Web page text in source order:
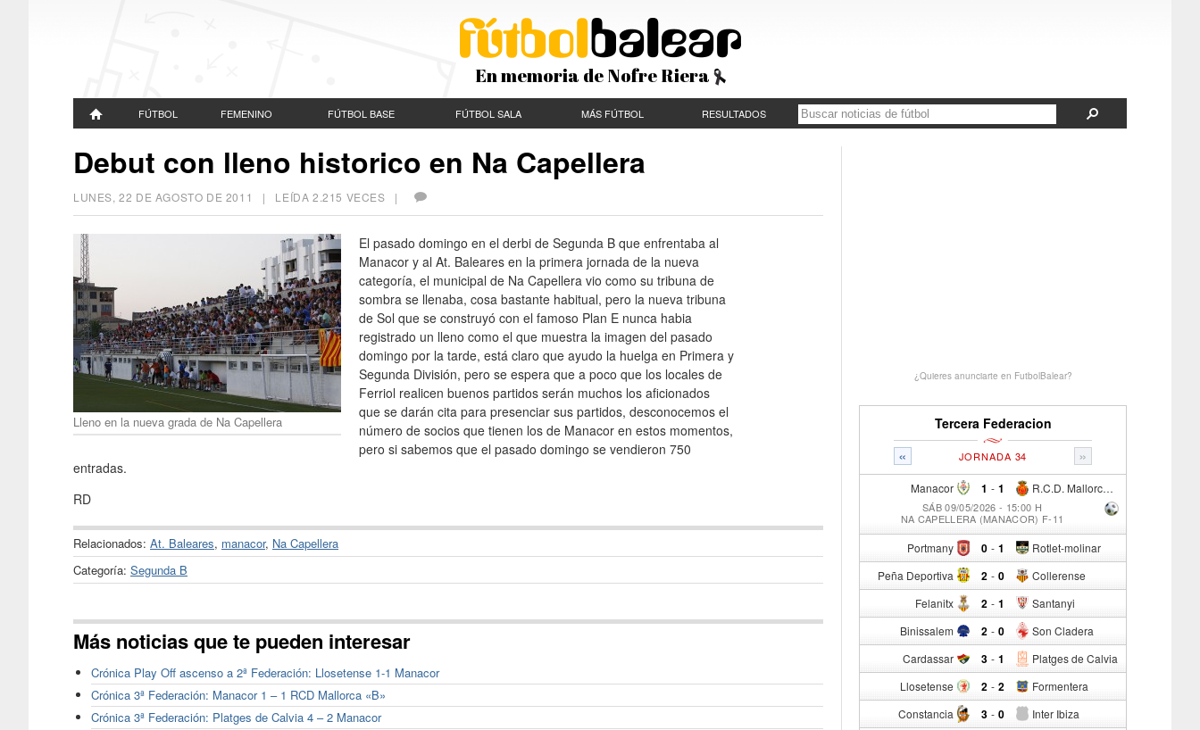
En memoria de Nofre Riera
FÚTBOL FEMENINO FÚTBOL BASE FÚTBOL SALA MÁS FÚTBOL RESULTADOS
Debut con lleno historico en Na Capellera
LUNES, 22 DE AGOSTO DE 2011 | LEÍDA 2.215 VECES |
Lleno en la nueva grada de Na Capellera
El pasado domingo en el derbi de Segunda B que enfrentaba al
Manacor y al At. Baleares en la primera jornada de la nueva
categoría, el municipal de Na Capellera vio como su tribuna de
sombra se llenaba, cosa bastante habitual, pero la nueva tribuna
de Sol que se construyó con el famoso Plan E nunca habia
registrado un lleno como el que muestra la imagen del pasado
domingo por la tarde, está claro que ayudo la huelga en Primera y
Segunda División, pero se espera que a poco que los locales de
Ferriol realicen buenos partidos serán muchos los aficionados
que se darán cita para presenciar sus partidos, desconocemos el
número de socios que tienen los de Manacor en estos momentos,
pero si sabemos que el pasado domingo se vendieron 750
entradas.
RD
Relacionados: At. Baleares, manacor, Na Capellera
Categoría: Segunda B
Más noticias que te pueden interesar
Crónica Play Off ascenso a 2ª Federación: Llosetense 1-1 Manacor
Crónica 3ª Federación: Manacor 1 – 1 RCD Mallorca «B»
Crónica 3ª Federación: Platges de Calvia 4 – 2 Manacor
¿Quieres anunciarte en FutbolBalear?
Tercera Federacion
« »
JORNADA 34
Manacor 1 - R.C.D. Mallorca Sad "B"
1
SÁB 09/05/2026 - 15:00 H
NA CAPELLERA (MANACOR) F-11
Portmany 0 - Rotlet-molinar
1
Peña Deportiva 2 - Collerense
0
Felanitx 2 - Santanyi
1
Binissalem 2 - Son Cladera
0
Cardassar 3 - Platges de Calvia
1
Llosetense 2 - Formentera
2
Constancia 3 - Inter Ibiza
0